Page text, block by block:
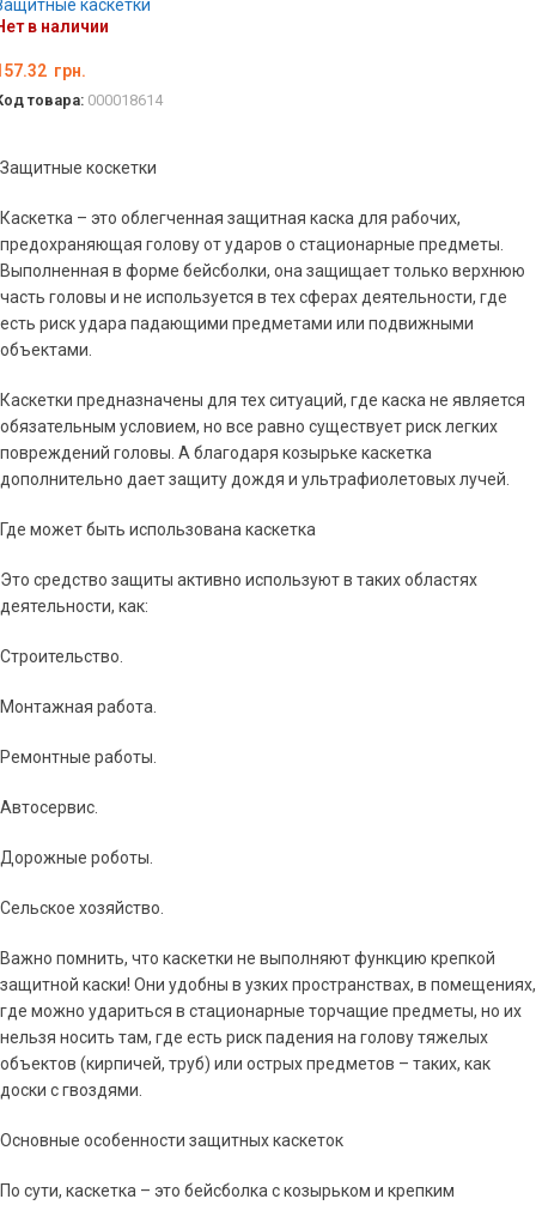
каскетки
в наличии
грн.
товара: 000018614
Защитные коскетки
Каскетка – это облегченная защитная каска для рабочих,
предохраняющая голову от ударов о стационарные предметы.
Выполненная в форме бейсболки, она защищает только верхнюю
часть головы и не используется в тех сферах деятельности, где
есть риск удара падающими предметами или подвижными
объектами.
Каскетки предназначены для тех ситуаций, где каска не является
обязательным условием, но все равно существует риск легких
повреждений головы. А благодаря козырьке каскетка
дополнительно дает защиту дождя и ультрафиолетовых лучей.
Где может быть использована каскетка
Это средство защиты активно используют в таких областях
деятельности, как:
Строительство.
Монтажная работа.
Ремонтные работы.
Автосервис.
Дорожные роботы.
Сельское хозяйство.
Важно помнить, что каскетки не выполняют функцию крепкой
защитной каски! Они удобны в узких пространствах, в помещениях,
где можно удариться в стационарные торчащие предметы, но их
нельзя носить там, где есть риск падения на голову тяжелых
объектов (кирпичей, труб) или острых предметов – таких, как
доски с гвоздями.
Основные особенности защитных каскеток
По сути, каскетка – это бейсболка с козырьком и крепким